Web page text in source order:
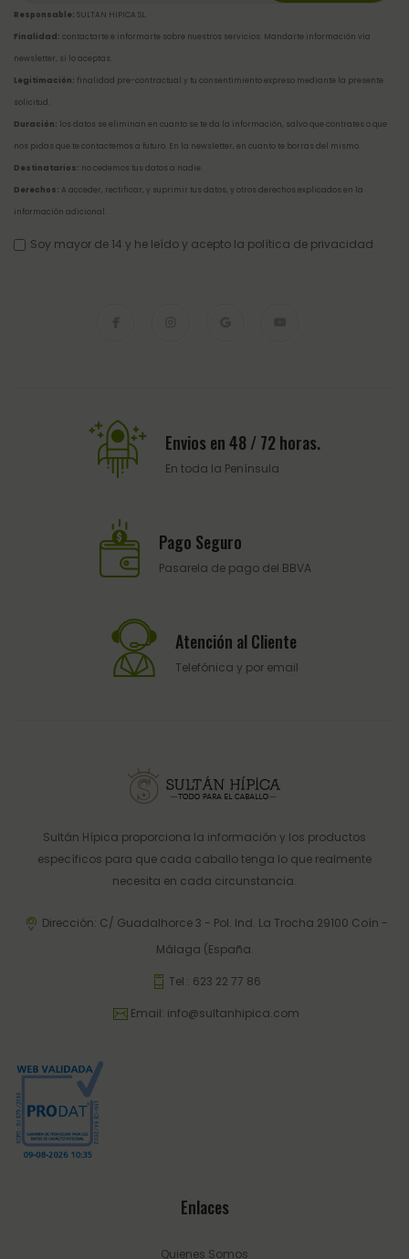
Responsable: SULTAN HIPICA SL.
Finalidad: contactarte e informarte sobre nuestros servicios. Mandarte información vía
newsletter, si lo aceptas.
Legitimación: finalidad pre-contractual y tu consentimiento expreso mediante la presente
solicitud.
Duración: los datos se eliminan en cuanto se te da la información, salvo que contrates o que
nos pidas que te contactemos a futuro. En la newsletter, en cuanto te borras del mismo.
Destinatarios: no cedemos tus datos a nadie.
Derechos: A acceder, rectificar, y suprimir tus datos, y otros derechos explicados en la
información adicional
Soy mayor de 14 y he leído y acepto la política de privacidad
Envios en 48 / 72 horas.
En toda la Península
Pago Seguro
Pasarela de pago del BBVA
Atención al Cliente
Telefónica y por email
Sultán Hípica proporciona la información y los productos
específicos para que cada caballo tenga lo que realmente
necesita en cada circunstancia.
Dirección: C/ Guadalhorce 3 - Pol. Ind. La Trocha 29100 Coín -
Málaga (España.
Tel.: 623 22 77 86
Email: info@sultanhipica.com
Enlaces
Quienes Somos